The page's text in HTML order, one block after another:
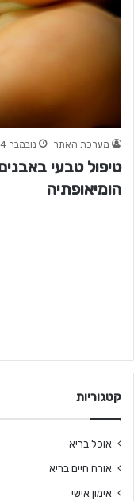
מערכת האתר נובמבר 24, 2019
טיפול טבעי
הומיאופתיה
קטגוריות
אוכל בריא
אורח חיים בריא
אימון אישי